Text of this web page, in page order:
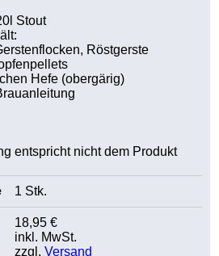
Stout
Röstgerste
Hefe (obergärig)
entspricht nicht dem Produkt
1 Stk.
18,95 €
inkl. MwSt.
zzgl. Versand